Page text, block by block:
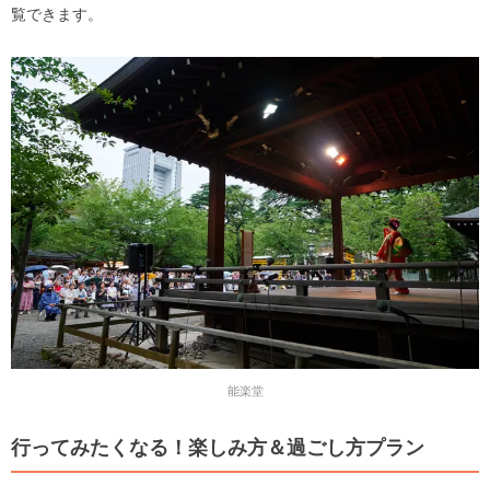
覧できます。
能楽堂
行ってみたくなる！楽しみ方＆過ごし方プラン